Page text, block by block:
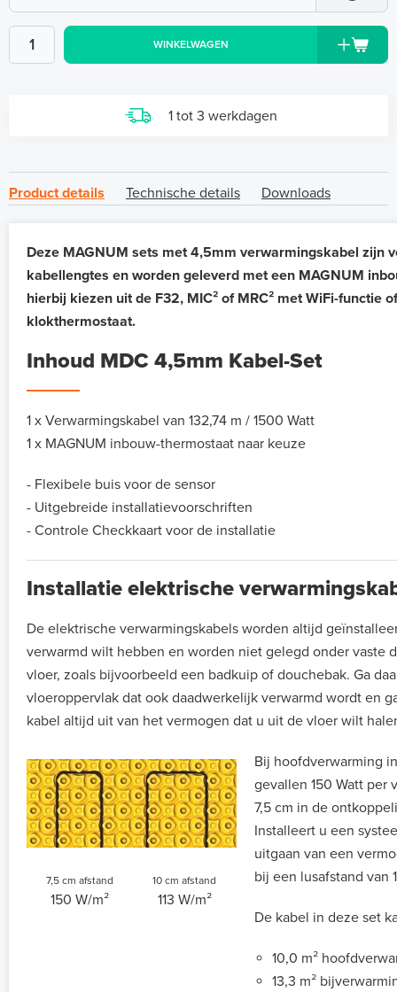
WINKELWAGEN
1 tot 3 werkdagen
Product details Technische details Downloads
Deze MAGNUM sets met 4,5mm verwarmingskabel zijn
kabellengtes en worden geleverd met een MAGNUM
hierbij kiezen uit de F32, MIC² of MRC² met WiFi-functie
klokthermostaat.
Inhoud MDC 4,5mm Kabel-Set
1 x Verwarmingskabel van 132,74 m / 1500 Watt
1 x MAGNUM inbouw-thermostaat naar keuze
- Flexibele buis voor de sensor
- Uitgebreide installatievoorschriften
- Controle Checkkaart voor de installatie
Installatie elektrische
De elektrische verwarmingskabels worden altijd
verwarmd wilt hebben en worden niet gelegd onder vaste
vloer, zoals bijvoorbeeld een badkuip of douchebak. Ga
vloeroppervlak dat ook daadwerkelijk verwarmd wordt en
kabel altijd uit van het vermogen dat u uit de vloer wilt
7,5 cm afstand
150 W/m²
10 cm afstand
113 W/m²
Bij hoofdverwarming
gevallen 150 Watt per
7,5 cm in de
Installeert u een
uitgaan van een
bij een lusafstand van
De kabel in deze set
10,0 m²
13,3 m²